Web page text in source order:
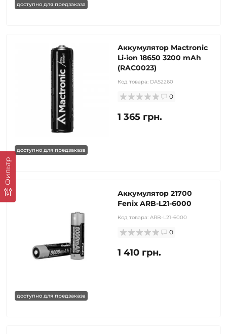
Фильтр
доступно для предзаказа
доступно для предзаказа
Аккумулятор Mactronic
Li-ion 18650 3200 mAh
(RAC0023)
Код товара: DAS2260
0
1 365 грн.
доступно для предзаказа
Аккумулятор 21700
Fenix ARB-L21-6000
Код товара: ARB-L21-6000
0
1 410 грн.